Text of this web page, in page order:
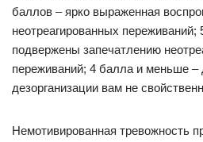
баллов – ярко выраженная
неотреагированных
подвержены запечатлению
переживаний; 4 балла и меньше
дезорганизации вам не
Немотивированная тревожность